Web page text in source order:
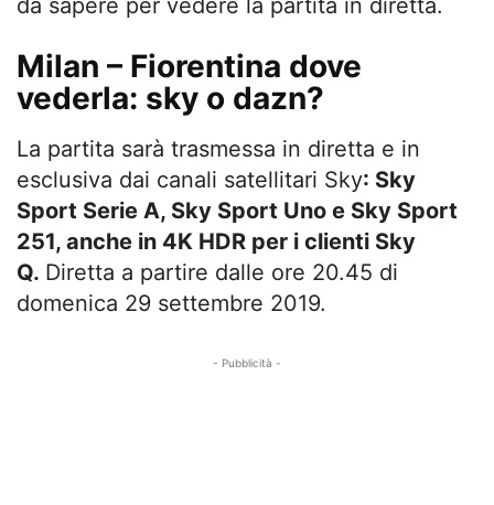
da sapere per vedere la partita in diretta.
Milan – Fiorentina dove
vederla: sky o dazn?
La partita sarà trasmessa in diretta e in
esclusiva dai canali satellitari Sky: Sky
Sport Serie A, Sky Sport Uno e Sky Sport
251, anche in 4K HDR per i clienti Sky
Q. Diretta a partire dalle ore 20.45 di
domenica 29 settembre 2019.
- Pubblicità -